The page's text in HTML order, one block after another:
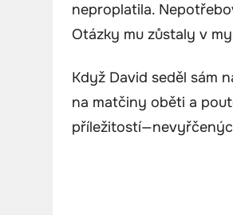
neproplatila.
Otázky mu zůstaly v
Když David seděl sám
na matčiny oběti a